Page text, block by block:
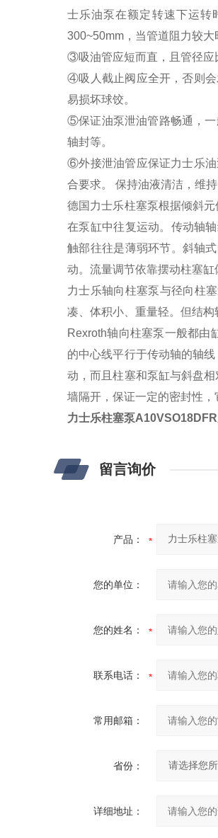
士乐油泵在额定转速下运转
300~50mm，当管道阻力较大
③吸油管应短而直，且管径应
④吸人截止阀应全开，否则会
易损坏球饺。
⑤保证油泵泄油管路畅通，一
轴封等。
⑥外接泄油管应保证力士乐
合要求。 保持油液清洁，维持
德国力士乐柱塞泵根据倾斜
在泵缸中往复运动。传动轴
触部往往是薄弱环节。斜轴
动。流量调节依靠摆动柱塞
力士乐轴向柱塞泵与径向柱
凑、体积小、重量轻。但结构
Rexroth轴向柱塞泵一般都由
的中心线平行于传动轴的轴
动，而且柱塞和泵缸与斜盘
墙隔开，保证一定的密封性
力士乐柱塞泵
留言询价
产品：
您的单位：
您的姓名：
联系电话：
常用邮箱：
省份：
详细地址：